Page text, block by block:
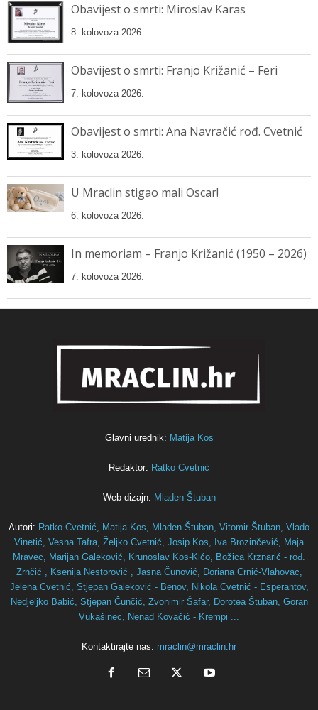
Obavijest o smrti: Miroslav Karas
8. kolovoza 2026.
Obavijest o smrti: Franjo Križanić – Feri
7. kolovoza 2026.
Obavijest o smrti: Ana Navračić rođ. Cvetnić
3. kolovoza 2026.
U Mraclin stigao mali Oscar!
6. kolovoza 2026.
In memoriam – Franjo Križanić (1950 – 2026)
7. kolovoza 2026.
Glavni urednik: Matija Kos
Redaktor: Ratko Cvetnić
Web dizajn: Mladen Štuban
Autori: Ratko Cvetnić, Matija Kos, Mladen Štuban, Vitomir Štuban, Vlado
Vinetić, Vesna Tafra, Željko Cvetnić, Josip Kos, Iva Brozinčević,
Maja
Mravec,
Marijan Galeković, Krunoslav Kos-Kićo,
Božica Krznarić - rođ.
Zrnčić ,
Ksenija Nestorović , Jasna Čunović,
Doriana Crnić-Vlahovac,
Jelena Cvetnić, Stjepan Galeković - Benov, Nikola Cvetnić - Esperantov,
Nedjeljko Babić, Stjepan Čunčić, Zvonimir Šafar, Dorotea Štuban, Goran
Vukašinec,
Nenad Kovačić - Krempi ...
Kontaktirajte nas: mraclin@mraclin.hr